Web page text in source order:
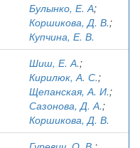
Булынко, Е. А;
Коршикова, Д. В.;
Купчина, Е. В.
Шиш, Е. А.;
Кирилюк, А. С.;
Щепанская, А. И.;
Сазонова, Д. А.;
Коршикова, Д. В.